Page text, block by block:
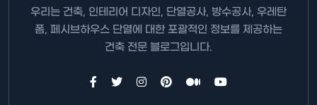
우리는 건축, 인테리어 디자인, 단열공사, 방수공사, 우레탄
폼, 페시브하우스 단열에 대한 포괄적인 정보를 제공하는
건축 전문 블로그입니다.